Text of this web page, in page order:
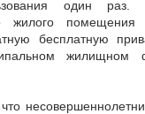
один раз.
жилого
бесплатную